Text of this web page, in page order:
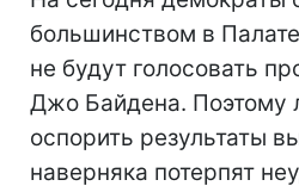
большинством в
не будут голосовать
Джо Байдена. Поэтому
оспорить результаты
наверняка потерпят